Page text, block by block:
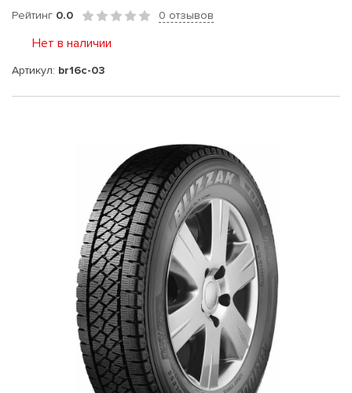
Рейтинг 0.0 0 отзывов
Нет в наличии
Артикул: br16c-03